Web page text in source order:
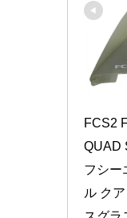
FCS2
QUAD
フシー
ル ク